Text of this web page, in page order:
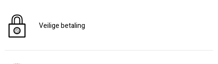
Veilige betaling